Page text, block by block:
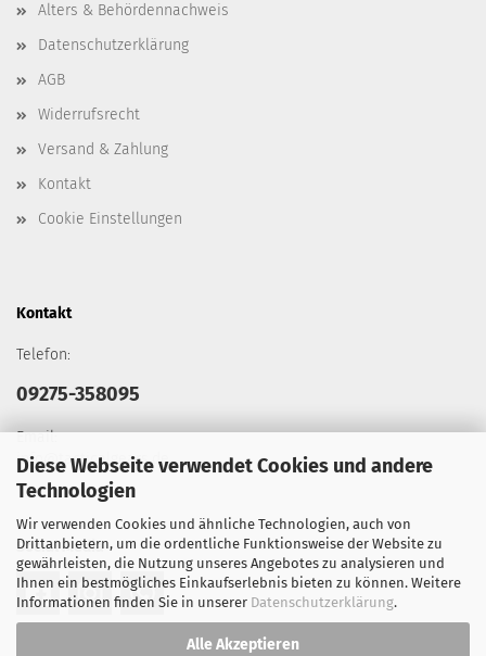
Diese Webseite verwendet Cookies und andere
Technologien
Wir verwenden Cookies und ähnliche Technologien, auch von
Drittanbietern, um die ordentliche Funktionsweise der Website zu
gewährleisten, die Nutzung unseres Angebotes zu analysieren und
Ihnen ein bestmögliches Einkaufserlebnis bieten zu können. Weitere
Informationen finden Sie in unserer Datenschutzerklärung.
Alle Akzeptieren
Alters & Behördennachweis
Datenschutzerklärung
AGB
Widerrufsrecht
Versand & Zahlung
Kontakt
Cookie Einstellungen
Kontakt
Telefon:
09275-358095
Email:
info@tacticalgears.de
Social Media